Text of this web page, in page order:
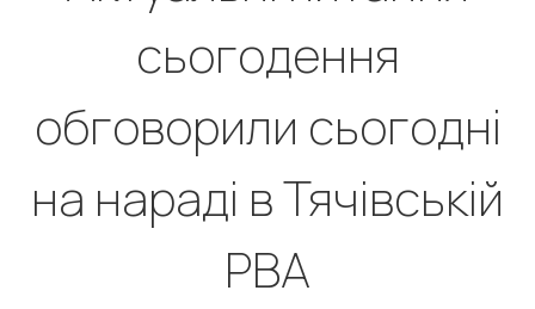
сьогодення
обговорили сьогодні
на нараді в Тячівській
РВА